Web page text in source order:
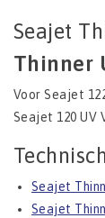
Seajet
Thinner
Voor Seajet
Seajet 120 UV
Seajet
Seajet